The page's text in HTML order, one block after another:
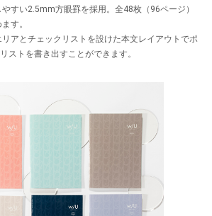
すい2.5mm方眼罫を採用。全48枚（96ページ）
す。
アとチェックリストを設けた本文レイアウトでポ
ストを書き出すことができます。